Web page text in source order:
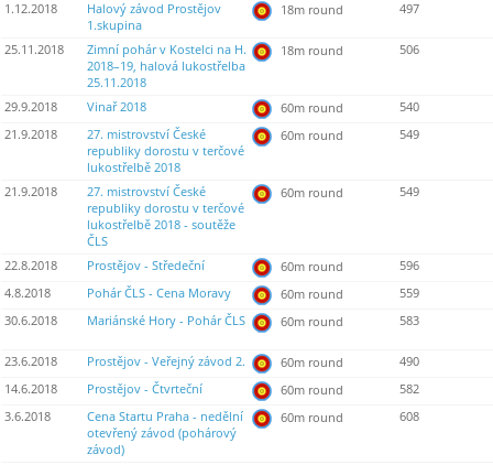
1.12.2018
Halový závod Prostějov
1.skupina
18m round 497
25.11.2018
Zimní pohár v Kostelci na H.
2018–19, halová lukostřelba
25.11.2018
18m round 506
29.9.2018 Vinař 2018 60m round
540
21.9.2018
27. mistrovství České
republiky dorostu v terčové
lukostřelbě 2018
60m round 549
21.9.2018
27. mistrovství České
republiky dorostu v terčové
lukostřelbě 2018 - soutěže
ČLS
60m round 549
22.8.2018 Prostějov - Středeční 60m round
596
4.8.2018
Pohár ČLS - Cena Moravy 60m round
559
30.6.2018
Mariánské Hory - Pohár ČLS 60m round 583
23.6.2018 Prostějov - Veřejný závod 2. 60m round
490
14.6.2018
Prostějov - Čtvrteční 60m round
582
3.6.2018
Cena Startu Praha - nedělní
otevřený závod (pohárový
závod)
60m round 608